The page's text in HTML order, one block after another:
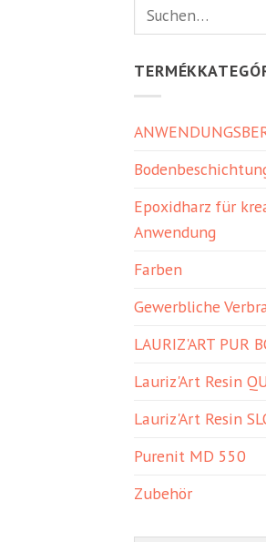
Epoxidharz für
Anwendung
Farben
Gewerbliche
LAURIZ'ART PUR
Lauriz'Art Resin
Lauriz'Art Resin
Purenit MD 550
Zubehör